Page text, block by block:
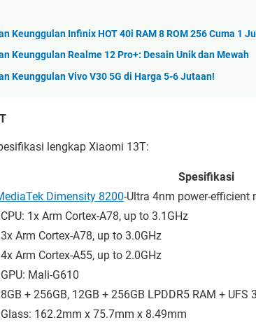
Keunggulan Infinix HOT 40i RAM 8 ROM 256 Cuma 1
Keunggulan Realme 12 Pro+: Desain Unik dan Mewah
Keunggulan Vivo V30 5G di Harga 5-6 Jutaan!
lengkap Xiaomi 13T:
Spesifikasi
Dimensity 8200-Ultra 4nm power-
1x Arm Cortex-A78, up to 3.1GHz
Arm Cortex-A78, up to 3.0GHz
Arm Cortex-A55, up to 2.0GHz
Mali-G610
+ 256GB, 12GB + 256GB LPDDR5 RAM + UFS
162.2mm x 75.7mm x 8.49mm